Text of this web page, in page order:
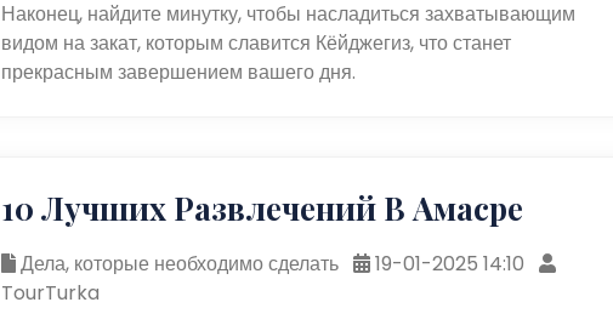
Наконец, найдите минутку, чтобы насладиться захватывающим
видом на закат, которым славится Кёйджегиз, что станет
прекрасным завершением вашего дня.
10 Лучших Развлечений В Амасре
Дела, которые необходимо сделать
19-01-2025 14:10
TourTurka